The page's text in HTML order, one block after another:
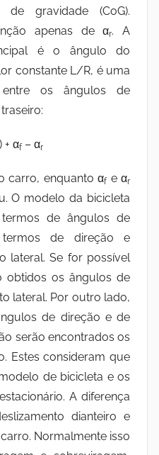
gravidade (CoG).
apenas de αr. A
é o ângulo do
constante L/R, é uma
os ângulos de
+ αf– αr
carro, enquanto αfe αr
O modelo da bicicleta
de ângulos de
de direção e
lateral. Se for possível
obtidos os ângulos de
lateral. Por outro lado,
de direção e de
serão encontrados os
Estes consideram que
de bicicleta e os
A diferença
dianteiro e
Normalmente isso